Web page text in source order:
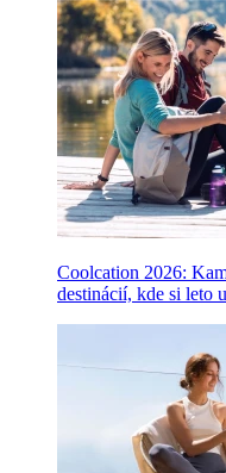
Coolcation 2026:
destinácií, kde si leto